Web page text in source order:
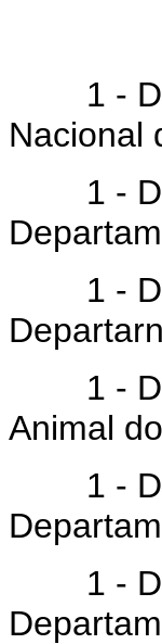
1 -
Nacional
1 -
1 -
1 -
Animal
1 -
1 -